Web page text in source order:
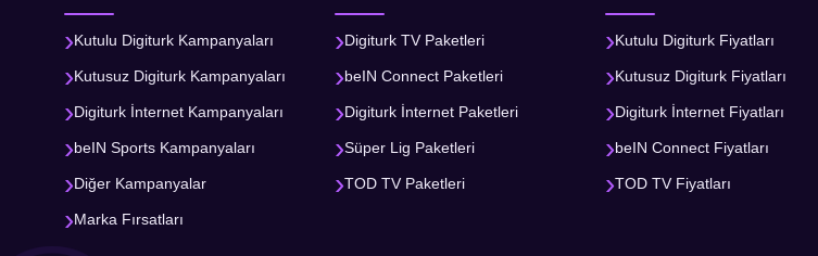
Kutulu Digiturk Kampanyaları
Kutusuz Digiturk Kampanyaları
Digiturk İnternet Kampanyaları
beIN Sports Kampanyaları
Diğer Kampanyalar
Marka Fırsatları
Digiturk TV Paketleri
beIN Connect Paketleri
Digiturk İnternet Paketleri
Süper Lig Paketleri
TOD TV Paketleri
Kutulu Digiturk Fiyatları
Kutusuz Digiturk Fiyatları
Digiturk İnternet Fiyatları
beIN Connect Fiyatları
TOD TV Fiyatları